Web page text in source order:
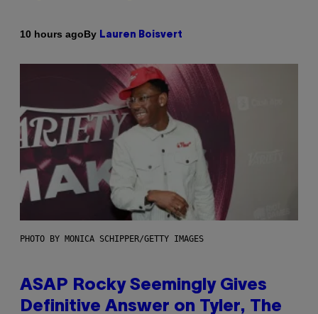
10 hours agoBy Lauren Boisvert
PHOTO BY MONICA SCHIPPER/GETTY IMAGES
ASAP Rocky Seemingly Gives
Definitive Answer on Tyler, The